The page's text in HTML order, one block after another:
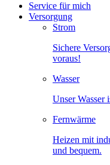
Service für mich
Versorgung
Strom
Sichere
voraus!
Wasser
Unser Wasser
Fernwärme
Heizen mit
und bequem.